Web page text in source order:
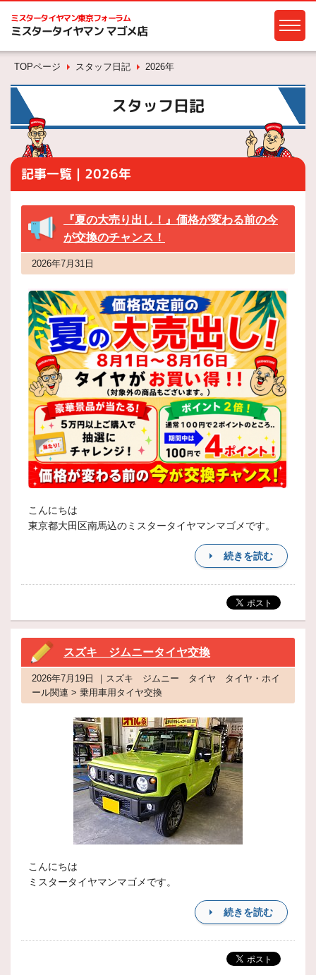
ミスタータイヤマン東京フォーラム
ミスタータイヤマン マゴメ店
TOPページ スタッフ日記 2026年
スタッフ日記
記事一覧｜2026年
『夏の大売り出し！』価格が変わる前の今
が交換のチャンス！
2026年7月31日
こんにちは
東京都大田区南馬込のミスタータイヤマンマゴメです。
続きを読む
スズキ ジムニータイヤ交換
2026年7月19日 ｜スズキ ジムニー タイヤ タイヤ・ホイ
ール関連 > 乗用車用タイヤ交換
こんにちは
ミスタータイヤマンマゴメです。
続きを読む